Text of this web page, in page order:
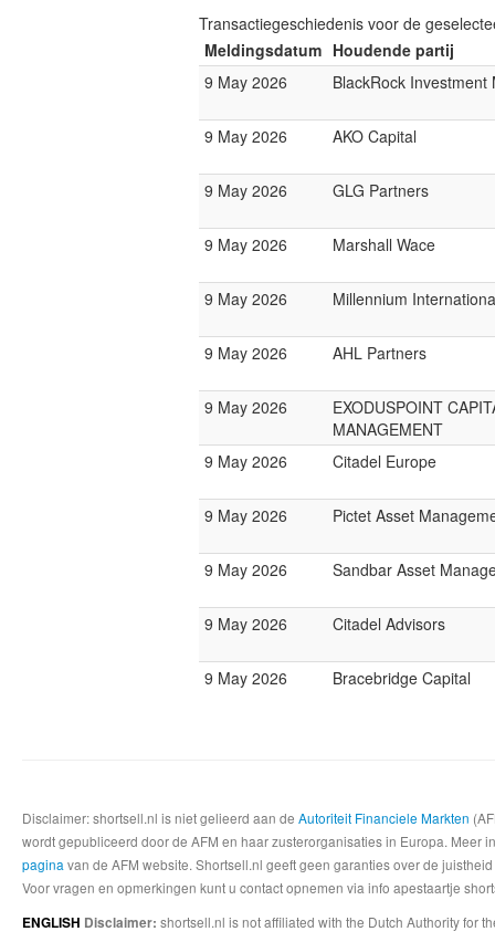
Transactiegeschiedenis voor de
Meldingsdatum Houdende partij
9 May 2026
BlackRock Investment
9 May 2026 AKO Capital
9 May 2026 GLG Partners
9 May 2026 Marshall Wace
9 May 2026 Millennium
9 May 2026 AHL Partners
9 May 2026
EXODUSPOINT
MANAGEMENT
9 May 2026
Citadel Europe
9 May 2026 Pictet Asset
9 May 2026 Sandbar Asset
9 May 2026 Citadel Advisors
9 May 2026 Bracebridge Capital
Disclaimer: shortsell.nl is niet gelieerd aan de Autoriteit Financiele Markten
wordt gepubliceerd door de AFM en haar zusterorganisaties in Europa.
pagina van de AFM website. Shortsell.nl geeft geen garanties over de
Voor vragen en opmerkingen kunt u contact opnemen via info apestaartje
ENGLISH Disclaimer: shortsell.nl is not affiliated with the Dutch Authority for